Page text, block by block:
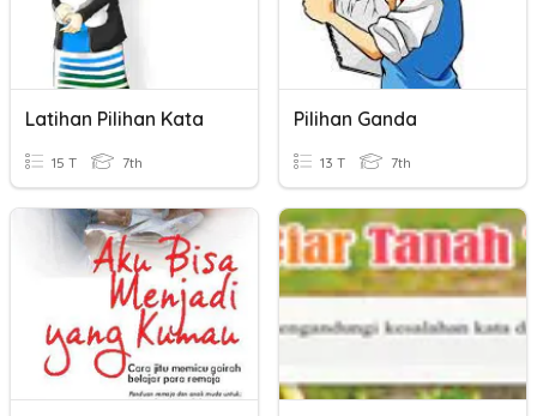
Latihan Pilihan Kata
15 T 7th
Pilihan Ganda
13 T 7th